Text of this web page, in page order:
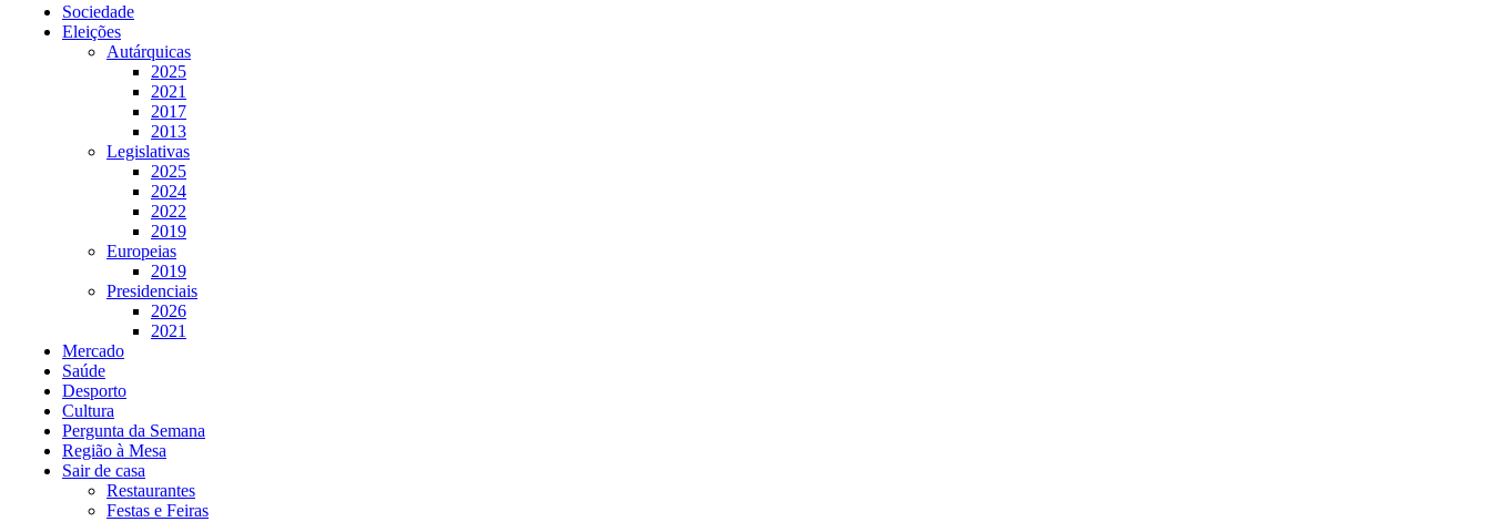
Sociedade
Eleições
Autárquicas
2025
2021
2017
2013
Legislativas
2025
2024
2022
2019
Europeias
2019
Presidenciais
2026
2021
Mercado
Saúde
Desporto
Cultura
Pergunta da Semana
Região à Mesa
Sair de casa
Restaurantes
Festas e Feiras